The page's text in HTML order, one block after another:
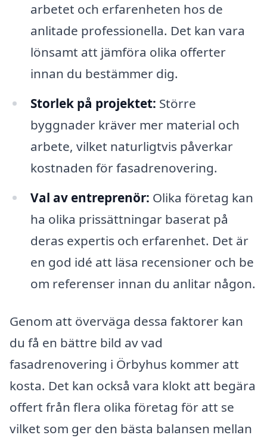
arbetet och erfarenheten hos de
anlitade professionella. Det kan vara
lönsamt att jämföra olika offerter
innan du bestämmer dig.
Storlek på projektet: Större
byggnader kräver mer material och
arbete, vilket naturligtvis påverkar
kostnaden för fasadrenovering.
Val av entreprenör: Olika företag kan
ha olika prissättningar baserat på
deras expertis och erfarenhet. Det är
en god idé att läsa recensioner och be
om referenser innan du anlitar någon.
Genom att överväga dessa faktorer kan
du få en bättre bild av vad
fasadrenovering i Örbyhus kommer att
kosta. Det kan också vara klokt att begära
offert från flera olika företag för att se
vilket som ger den bästa balansen mellan